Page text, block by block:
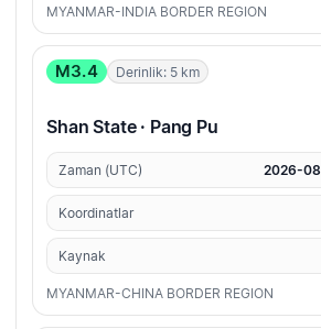
MYANMAR-INDIA BORDER REGION
M3.4 Derinlik: 5 km
Shan State · Pang Pu
Zaman (UTC) 2026-
Koordinatlar
Kaynak
MYANMAR-CHINA BORDER REGION